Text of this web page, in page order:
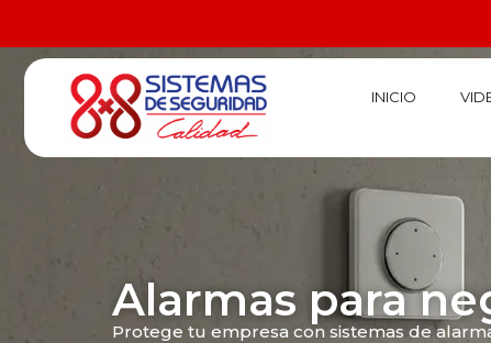
al
contenido
INICIO
Alarmas para
Protege tu empresa con sistemas de